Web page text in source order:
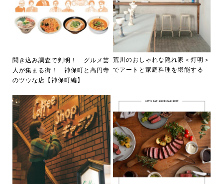
聞き込み調査で判明！ グルメ芸
人が集まる街！ 神保町と高円寺
のツウな店【神保町編】
荒川のおしゃれな隠れ家＜灯明＞
でアートと家庭料理を堪能する